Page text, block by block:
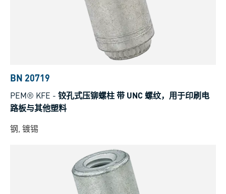
BN 20719
PEM® KFE - 铰孔式压铆螺柱 带 UNC 螺纹，用于印刷电
路板与其他塑料
钢, 镀锡